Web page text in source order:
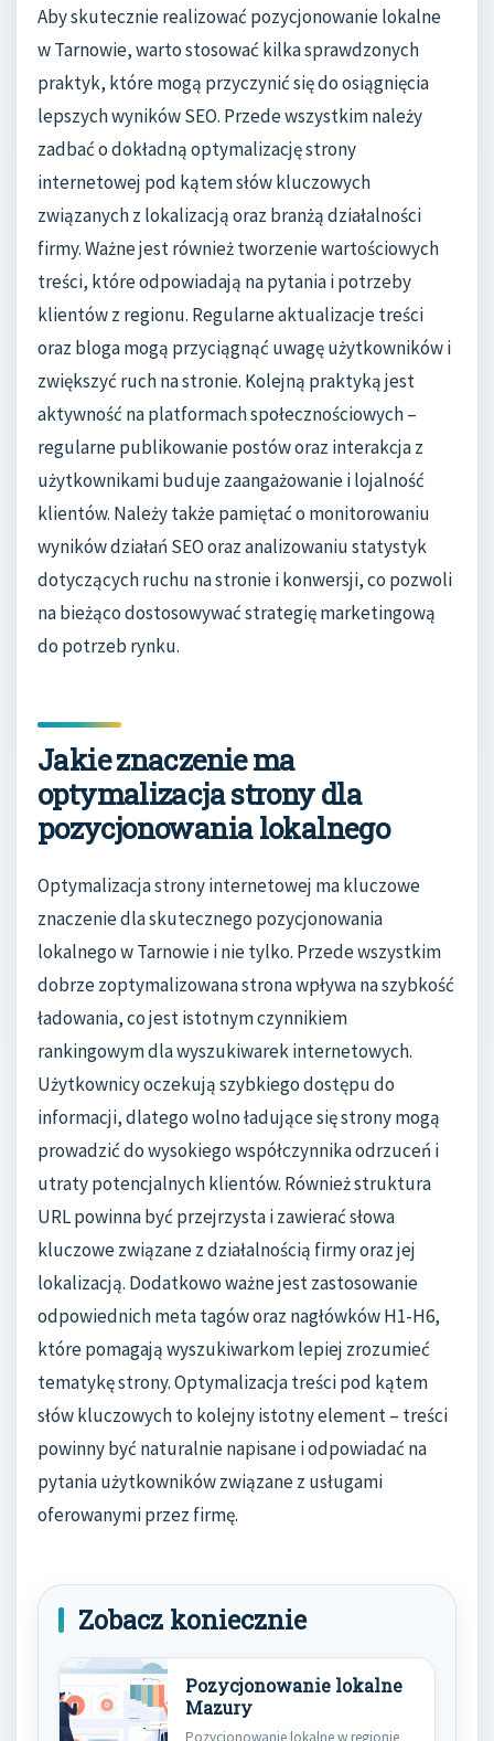
Aby skutecznie realizować pozycjonowanie lokalne
w Tarnowie, warto stosować kilka sprawdzonych
praktyk, które mogą przyczynić się do osiągnięcia
lepszych wyników SEO. Przede wszystkim należy
zadbać o dokładną optymalizację strony
internetowej pod kątem słów kluczowych
związanych z lokalizacją oraz branżą działalności
firmy. Ważne jest również tworzenie wartościowych
treści, które odpowiadają na pytania i potrzeby
klientów z regionu. Regularne aktualizacje treści
oraz bloga mogą przyciągnąć uwagę użytkowników i
zwiększyć ruch na stronie. Kolejną praktyką jest
aktywność na platformach społecznościowych –
regularne publikowanie postów oraz interakcja z
użytkownikami buduje zaangażowanie i lojalność
klientów. Należy także pamiętać o monitorowaniu
wyników działań SEO oraz analizowaniu statystyk
dotyczących ruchu na stronie i konwersji, co pozwoli
na bieżąco dostosowywać strategię marketingową
do potrzeb rynku.
Jakie znaczenie ma
optymalizacja strony dla
pozycjonowania lokalnego
Optymalizacja strony internetowej ma kluczowe
znaczenie dla skutecznego pozycjonowania
lokalnego w Tarnowie i nie tylko. Przede wszystkim
dobrze zoptymalizowana strona wpływa na szybkość
ładowania, co jest istotnym czynnikiem
rankingowym dla wyszukiwarek internetowych.
Użytkownicy oczekują szybkiego dostępu do
informacji, dlatego wolno ładujące się strony mogą
prowadzić do wysokiego współczynnika odrzuceń i
utraty potencjalnych klientów. Również struktura
URL powinna być przejrzysta i zawierać słowa
kluczowe związane z działalnością firmy oraz jej
lokalizacją. Dodatkowo ważne jest zastosowanie
odpowiednich meta tagów oraz nagłówków H1-H6,
które pomagają wyszukiwarkom lepiej zrozumieć
tematykę strony. Optymalizacja treści pod kątem
słów kluczowych to kolejny istotny element – treści
powinny być naturalnie napisane i odpowiadać na
pytania użytkowników związane z usługami
oferowanymi przez firmę.
Zobacz koniecznie
Pozycjonowanie lokalne
Mazury